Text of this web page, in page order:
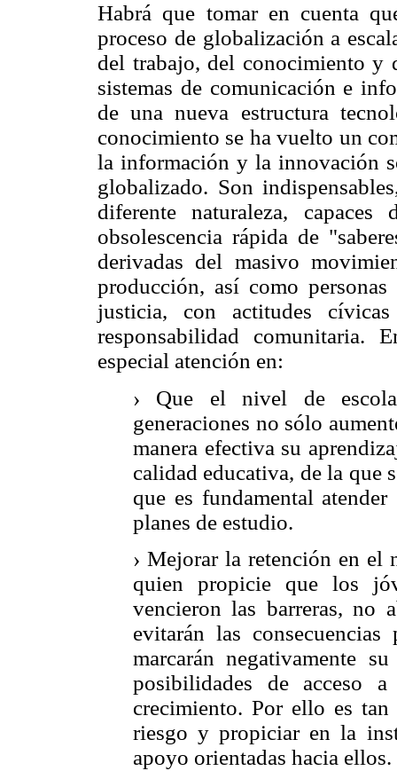
Habrá que tomar en cuenta
proceso de globalización a
del trabajo, del conocimiento y
sistemas de comunicación e
de una nueva estructura
conocimiento se ha vuelto un
la información y la innovación
globalizado. Son
diferente naturaleza,
obsolescencia rápida de
derivadas del masivo
producción, así como
justicia, con actitudes
responsabilidad comunitaria.
especial atención en:
› Que el nivel de
generaciones no sólo
manera efectiva su
calidad educativa, de la que
que es fundamental
planes de estudio.
› Mejorar la retención en
quien propicie que los
vencieron las barreras, no
evitarán las
marcarán negativamente
posibilidades de acceso
crecimiento. Por ello es
riesgo y propiciar en la
apoyo orientadas hacia ellos.